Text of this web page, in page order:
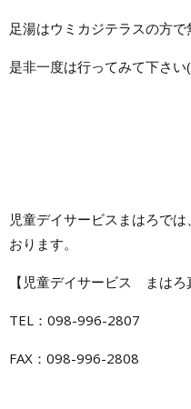
足湯はウミカジテラスの方
是非一度は行ってみて下さ
児童デイサービスまはろで
おります。
【児童デイサービス まはろ
TEL：098-996-2807
FAX：098-996-2808